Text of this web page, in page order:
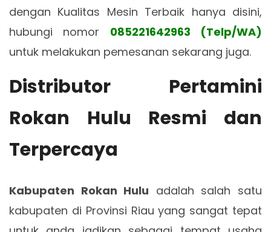
dengan Kualitas Mesin Terbaik hanya disini,
hubungi nomor 085221642963 (Telp/WA)
untuk melakukan pemesanan sekarang juga.
Distributor Pertamini
Rokan Hulu Resmi dan
Terpercaya
Kabupaten Rokan Hulu adalah salah satu
kabupaten di Provinsi Riau yang sangat tepat